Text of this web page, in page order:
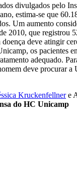
divulgados pelo
estima-se que
Um aumento
2010, que registrou
doença deve atingir
os pacientes
adequado.
deve procurar a
Kruckenfellnere
do HC Unicamp